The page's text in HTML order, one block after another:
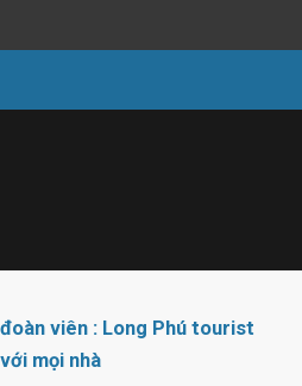
viên : Long Phú tourist
mọi nhà